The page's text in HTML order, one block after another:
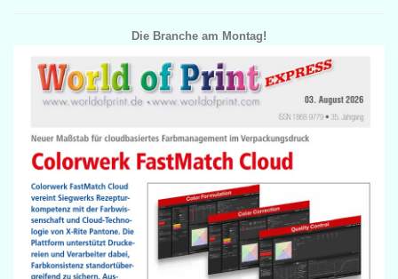
Die Branche am Montag!